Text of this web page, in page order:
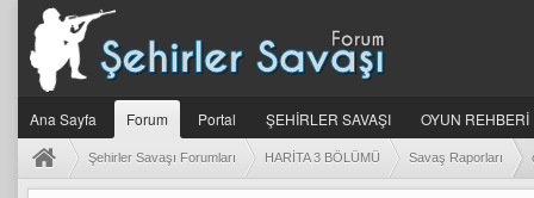
Ana Sayfa Forum Portal ŞEHİRLER SAVAŞI OYUN REHBERİ
Şehirler Savaşı Forumları HARİTA 3 BÖLÜMÜ Savaş Raporları